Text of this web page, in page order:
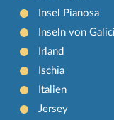
Insel Pianosa
Inseln von
Irland
Ischia
Italien
Jersey